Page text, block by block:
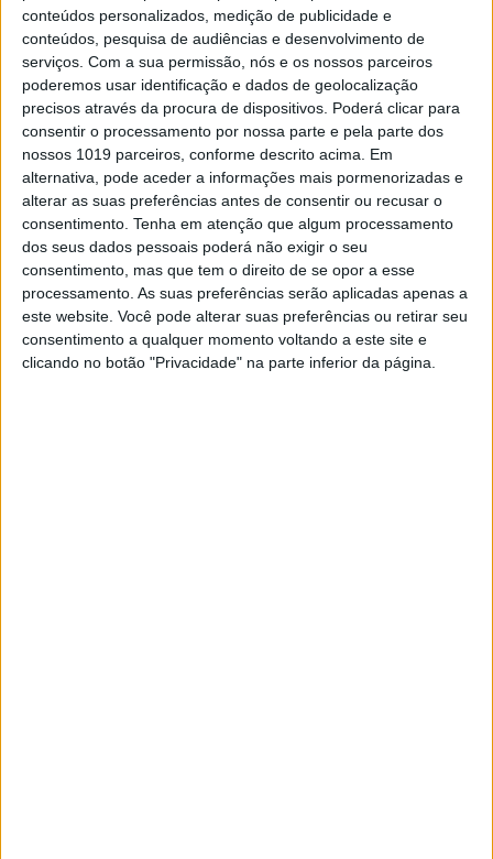
conteúdos personalizados, medição de publicidade e
conteúdos, pesquisa de audiências e desenvolvimento de
serviços. Com a sua permissão, nós e os nossos parceiros
poderemos usar identificação e dados de geolocalização
precisos através da procura de dispositivos. Poderá clicar para
consentir o processamento por nossa parte e pela parte dos
nossos 1019 parceiros, conforme descrito acima. Em
alternativa, pode aceder a informações mais pormenorizadas e
alterar as suas preferências antes de consentir ou recusar o
consentimento. Tenha em atenção que algum processamento
dos seus dados pessoais poderá não exigir o seu
consentimento, mas que tem o direito de se opor a esse
processamento. As suas preferências serão aplicadas apenas a
este website. Você pode alterar suas preferências ou retirar seu
consentimento a qualquer momento voltando a este site e
clicando no botão "Privacidade" na parte inferior da página.
mais complexo.”
A revista ACTIVA elege anualmente as Mulheres
Inspiradoras que se destacaram nas seguintes
áreas: Artes, Ciência, Desporto, Negócios,
Solidariedade e Sustentabilidade. É, ainda,
atribuído o Prémio Carreira. Este já é o quinto ano
em que o Prémio é atribuído, numa cerimónia que
decorreu na Academia das Ciências de Lisboa. O
júri é constituído porConceição Zagalo,Luís
Marques Mendes,Mafalda Anjos,Maria de
e, ainda, pela diretora da revista